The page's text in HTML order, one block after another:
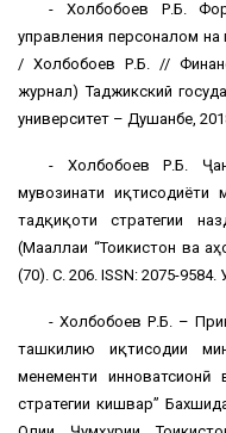
- Холбобоев Р.Б.
управления персоналом на
/ Холбобоев Р.Б. //
журнал) Таджикский
университет – Душанбе,
- Холбобоев Р.Б.
мувозинати
тадқиқоти стратегии
(Маҷаллаи “Тоҷикистон ва
(70). С. 206. ISSN: 2075-9584.
- Холбобоев Р.Б. –
ташкилию иқтисодии
менеҷменти
стратегии кишвар”